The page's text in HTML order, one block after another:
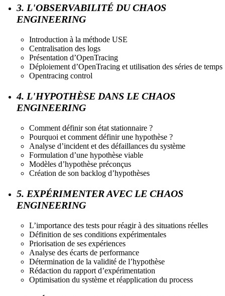
3. L'OBSERVABILITÉ DU CHAOS
ENGINEERING
Introduction à la méthode USE
Centralisation des logs
Présentation d’OpenTracing
Déploiement d’OpenTracing et utilisation des séries de temps
Opentracing control
4. L'HYPOTHÈSE DANS LE CHAOS
ENGINEERING
Comment définir son état stationnaire ?
Pourquoi et comment définir une hypothèse ?
Analyse d’incident et des défaillances du système
Formulation d’une hypothèse viable
Modèles d’hypothèse préconçus
Création de son backlog d’hypothèses
5. EXPÉRIMENTER AVEC LE CHAOS
ENGINEERING
L’importance des tests pour réagir à des situations réelles
Définition de ses conditions expérimentales
Priorisation de ses expériences
Analyse des écarts de performance
Détermination de la validité de l’hypothèse
Rédaction du rapport d’expérimentation
Optimisation du système et réapplication du process